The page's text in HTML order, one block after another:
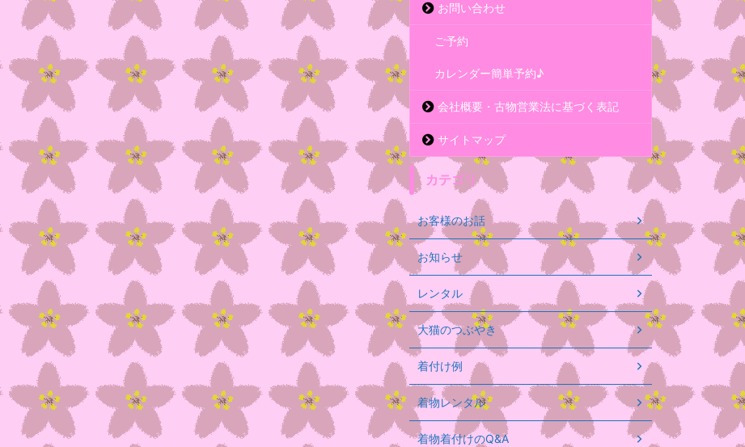
お問い合わせ
ご予約
カレンダー簡単予約♪
会社概要・古物営業法に基づく表記
サイトマップ
カテゴリ
お客様のお話
お知らせ
レンタル
大猫のつぶやき
着付け例
着物レンタル
着物着付けのQ&A